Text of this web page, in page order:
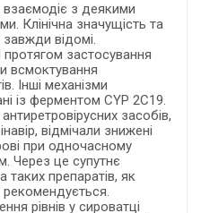
з деякими
Клінічна значущість та
завжди відомі.
застосування
всмоктування
Інші механізми
із ферментом CYP 2C19.
засобів,
відмічали знижені
при одночасному
Через це супутнє
таких препаратів, як
рекомендується.
рівнів у сироватці